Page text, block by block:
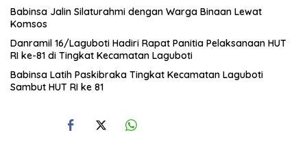
Babinsa Jalin Silaturahmi dengan Warga Binaan Lewat
Komsos
Danramil 16/Laguboti Hadiri Rapat Panitia Pelaksanaan HUT
RI ke-81 di Tingkat Kecamatan Laguboti
Babinsa Latih Paskibraka Tingkat Kecamatan Laguboti
Sambut HUT RI ke 81